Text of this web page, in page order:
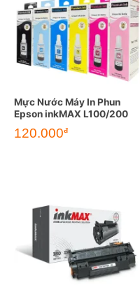
Mực Nước Máy In Phun
Epson inkMAX L100/200
120.000đ